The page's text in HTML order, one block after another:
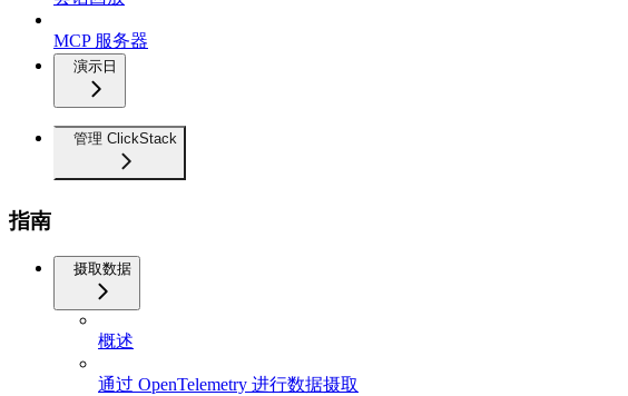
MCP 服务器
演示日
管理 ClickStack
指南
摄取数据
概述
通过 OpenTelemetry 进行数据摄取